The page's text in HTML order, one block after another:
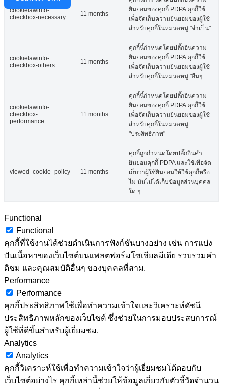
cookielawinfo-
checkbox-necessary
11 months
ยินยอมของคุกกี้ PDPA คุกกี้ใช้
เพื่อจัดเก็บความยินยอมของผู้ใช้
สำหรับคุกกี้ในหมวดหมู่ "จำเป็น"
cookielawinfo-
checkbox-others
11 months
คุกกี้นี้กำหนดโดยปลั๊กอินความ
ยินยอมของคุกกี้ PDPA คุกกี้ใช้
เพื่อจัดเก็บความยินยอมของผู้ใช้
สำหรับคุกกี้ในหมวดหมู่ "อื่นๆ
cookielawinfo-
checkbox-
performance
11 months
คุกกี้นี้กำหนดโดยปลั๊กอินความ
ยินยอมของคุกกี้ PDPA คุกกี้ใช้
เพื่อจัดเก็บความยินยอมของผู้ใช้
สำหรับคุกกี้ในหมวดหมู่
"ประสิทธิภาพ"
viewed_cookie_policy 11 months
คุกกี้ถูกกำหนดโดยปลั๊กอินคำ
ยินยอมคุกกี้ PDPA และใช้เพื่อจัด
เก็บว่าผู้ใช้ยินยอมให้ใช้คุกกี้หรือ
ไม่ มันไม่ได้เก็บข้อมูลส่วนบุคคล
ใด ๆ
Functional
Functional
คุกกี้ที่ใช้งานได้ช่วยดำเนินการฟังก์ชันบางอย่าง เช่น การแบ่ง
ปันเนื้อหาของเว็บไซต์บนแพลตฟอร์มโซเชียลมีเดีย รวบรวมคำ
ติชม และคุณสมบัติอื่นๆ ของบุคคลที่สาม.
Performance
Performance
คุกกี้ประสิทธิภาพใช้เพื่อทำความเข้าใจและวิเคราะห์ดัชนี
ประสิทธิภาพหลักของเว็บไซต์ ซึ่งช่วยในการมอบประสบการณ์
ผู้ใช้ที่ดีขึ้นสำหรับผู้เยี่ยมชม.
Analytics
Analytics
คุกกี้วิเคราะห์ใช้เพื่อทำความเข้าใจว่าผู้เยี่ยมชมโต้ตอบกับ
เว็บไซต์อย่างไร คุกกี้เหล่านี้ช่วยให้ข้อมูลเกี่ยวกับตัวชี้วัดจำนวน